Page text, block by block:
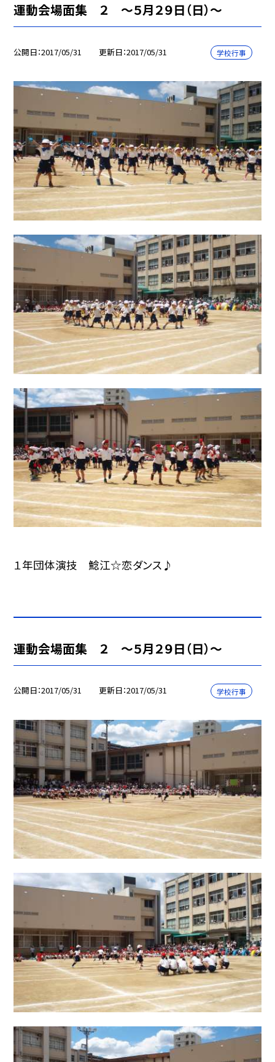
運動会場面集 ２ 〜５月２９日（日）〜
公開日 2017/05/31 更新日 2017/05/31 学校行事
１年団体演技 鯰江☆恋ダンス♪
運動会場面集 ２ 〜５月２９日（日）〜
公開日 2017/05/31 更新日 2017/05/31 学校行事